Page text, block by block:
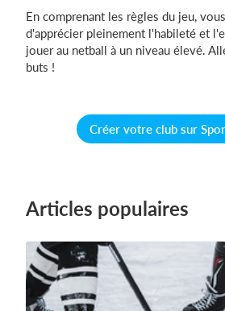
En comprenant les règles du jeu,
d'apprécier pleinement l'habileté et
jouer au netball à un niveau élevé.
buts !
Créer votre club sur
Articles populaires